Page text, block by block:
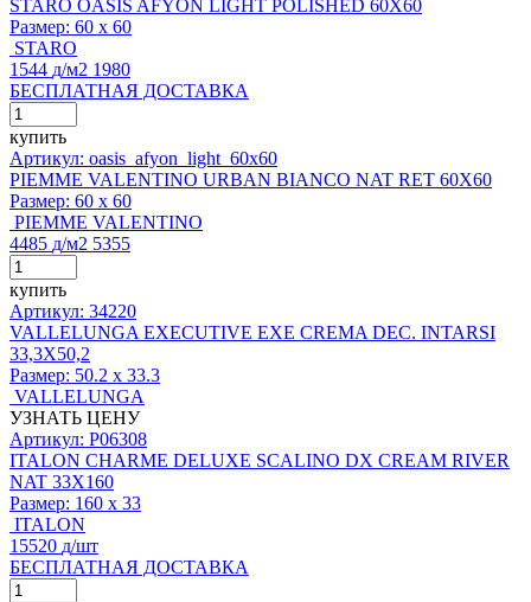
STARO OASIS AFYON LIGHT POLISHED 60X60
Размер: 60 x 60
STARO
1544 д/м2 1980
БЕСПЛАТНАЯ ДОСТАВКА
купить
Артикул: oasis_afyon_light_60x60
PIEMME VALENTINO URBAN BIANCO NAT RET 60X60
Размер: 60 x 60
PIEMME VALENTINO
4485 д/м2 5355
купить
Артикул: 34220
VALLELUNGA EXECUTIVE EXE CREMA DEC. INTARSI
33,3X50,2
Размер: 50.2 x 33.3
VALLELUNGA
УЗНАТЬ ЦЕНУ
Артикул: P06308
ITALON CHARME DELUXE SCALINO DX CREAM RIVER
NAT 33X160
Размер: 160 x 33
ITALON
15520 д/шт
БЕСПЛАТНАЯ ДОСТАВКА